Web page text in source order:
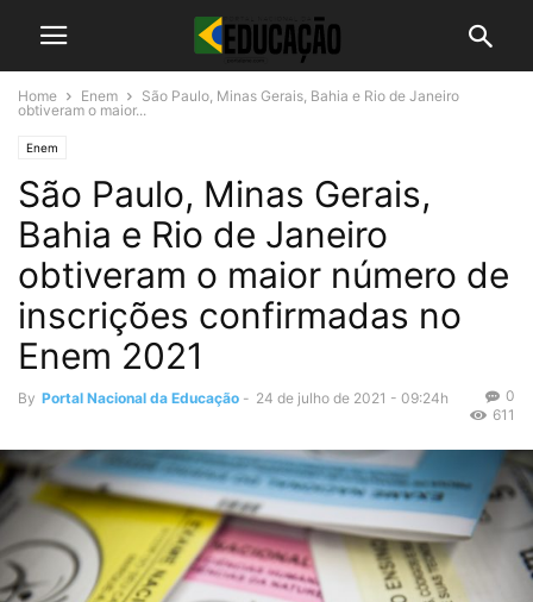
Home Enem
São Paulo, Minas Gerais, Bahia e Rio de Janeiro
obtiveram o maior...
Enem
São Paulo, Minas Gerais,
Bahia e Rio de Janeiro
obtiveram o maior número de
inscrições confirmadas no
Enem 2021
By Portal Nacional da Educação - 24 de julho de 2021 - 09:24h
0
611